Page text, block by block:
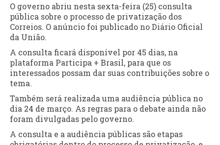
O governo abriu nesta sexta-feira (25) consulta
pública sobre o processo de privatização dos
Correios. O anúncio foi publicado no Diário Oficial
da União.
A consulta ficará disponível por 45 dias, na
plataforma Participa + Brasil, para que os
interessados possam dar suas contribuições sobre o
tema.
Também será realizada uma audiência pública no
dia 24 de março. As regras para o debate ainda não
foram divulgadas pelo governo.
A consulta e a audiência públicas são etapas